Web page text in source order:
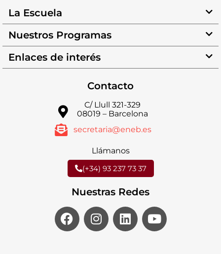
La Escuela
Nuestros Programas
Enlaces de interés
Contacto
C/ Llull 321-329
08019 – Barcelona
secretaria@eneb.es
Llámanos
(+34) 93 237 73 37
Nuestras Redes